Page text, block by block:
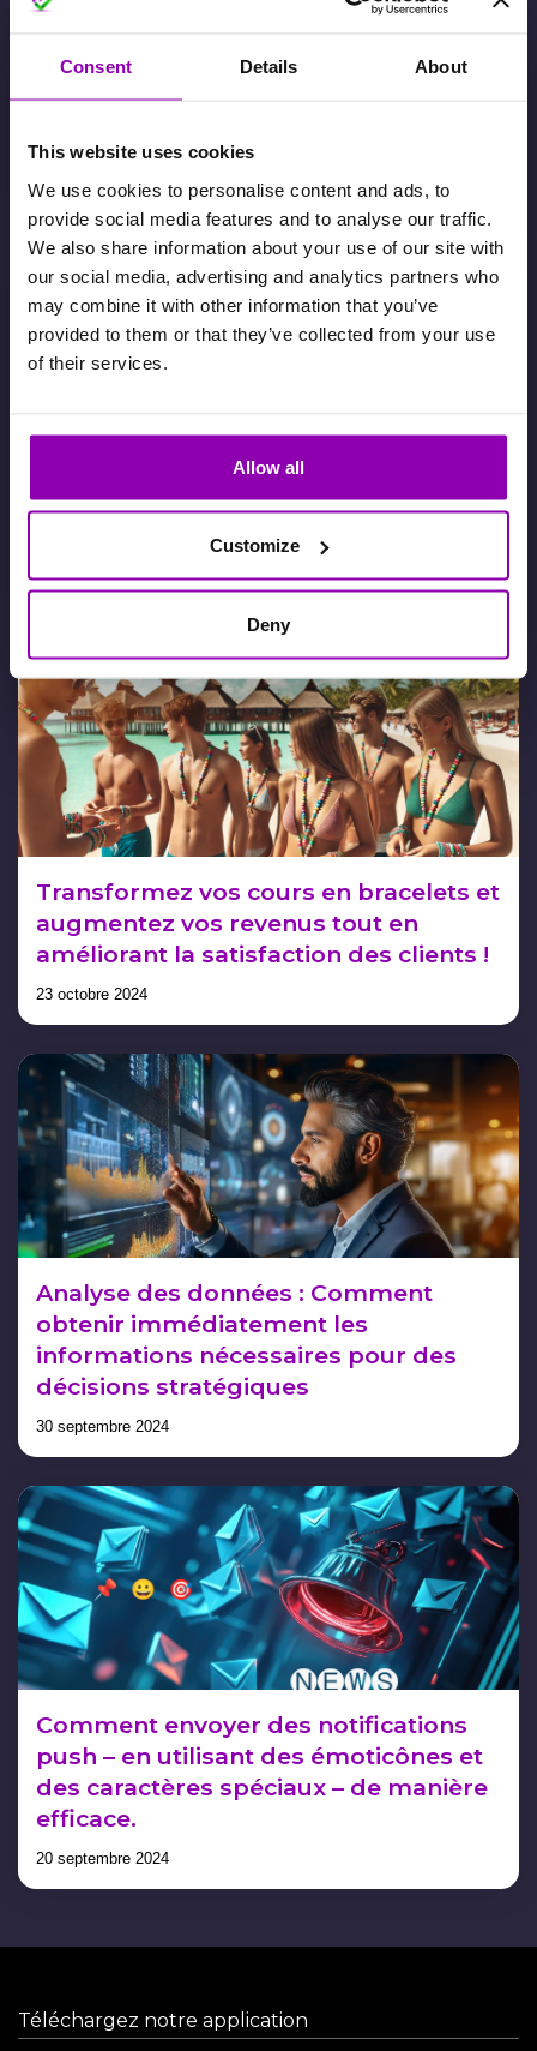
Consent Details About
This website uses cookies
We use cookies to personalise content and ads, to
provide social media features and to analyse our traffic.
We also share information about your use of our site with
our social media, advertising and analytics partners who
may combine it with other information that you’ve
provided to them or that they’ve collected from your use
of their services.
Allow all
Customize
Deny
abonnements
13 novembre 2024
in-app est un gain et non un coût. La
4 novembre 2024
Transformez vos cours en bracelets et
augmentez vos revenus tout en
améliorant la satisfaction des clients !
23 octobre 2024
Analyse des données : Comment
obtenir immédiatement les
informations nécessaires pour des
décisions stratégiques
30 septembre 2024
Comment envoyer des notifications
push – en utilisant des émoticônes et
des caractères spéciaux – de manière
efficace.
20 septembre 2024
Téléchargez notre application